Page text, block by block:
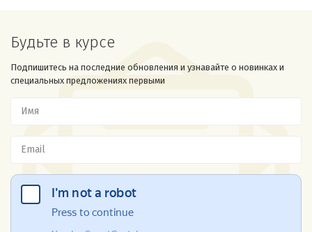
Будьте в курсе
Подпишитесь на последние обновления и узнавайте о новинках и
специальных предложениях первыми